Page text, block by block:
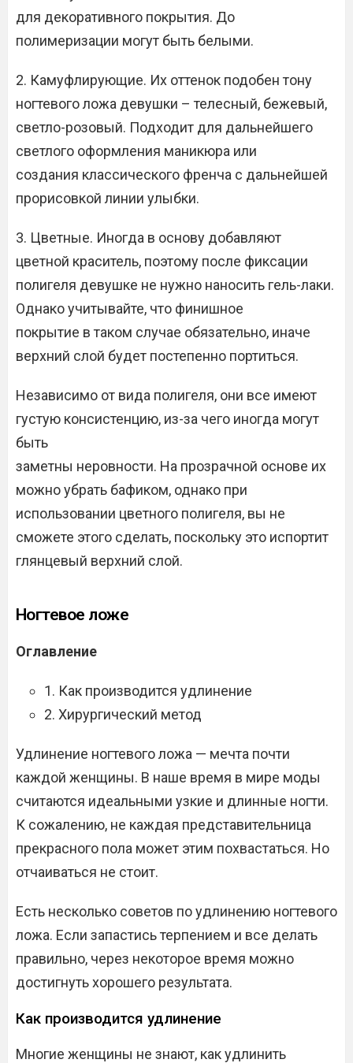
для декоративного покрытия. До
полимеризации могут быть белыми.
2. Камуфлирующие. Их оттенок подобен тону
ногтевого ложа девушки – телесный, бежевый,
светло-розовый. Подходит для дальнейшего
светлого оформления маникюра или
создания классического френча с дальнейшей
прорисовкой линии улыбки.
3. Цветные. Иногда в основу добавляют
цветной краситель, поэтому после фиксации
полигеля девушке не нужно наносить гель-лаки.
Однако учитывайте, что финишное
покрытие в таком случае обязательно, иначе
верхний слой будет постепенно портиться.
Независимо от вида полигеля, они все имеют
густую консистенцию, из-за чего иногда могут
быть
заметны неровности. На прозрачной основе их
можно убрать бафиком, однако при
использовании цветного полигеля, вы не
сможете этого сделать, поскольку это испортит
глянцевый верхний слой.
Ногтевое ложе
Оглавление
1. Как производится удлинение
2. Хирургический метод
Удлинение ногтевого ложа — мечта почти
каждой женщины. В наше время в мире моды
считаются идеальными узкие и длинные ногти.
К сожалению, не каждая представительница
прекрасного пола может этим похвастаться. Но
отчаиваться не стоит.
Есть несколько советов по удлинению ногтевого
ложа. Если запастись терпением и все делать
правильно, через некоторое время можно
достигнуть хорошего результата.
Как производится удлинение
Многие женщины не знают, как удлинить